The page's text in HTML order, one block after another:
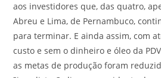
aos investidores que, das quatro,
Abreu e Lima, de Pernambuco,
para terminar. E ainda assim, com
custo e sem o dinheiro e óleo da
as metas de produção foram